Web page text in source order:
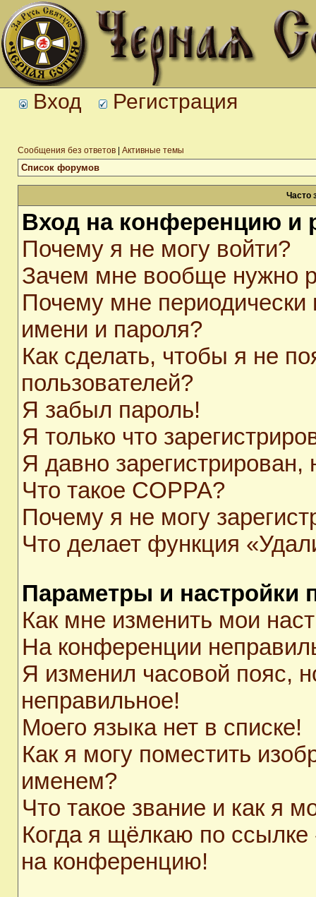
Вход Регистрация
Сообщения без ответов Активные темы
Список форумов
Часто
Вход на конференцию и
Почему я не могу войти?
Зачем мне вообще нужно
Почему мне периодически
имени и пароля?
Как сделать, чтобы я не
пользователей?
Я забыл пароль!
Я только что
Я давно
Что такое COPPA?
Почему я не могу
Что делает функция
Параметры и настройки
Как мне изменить мои
На конференции
Я изменил часовой пояс,
неправильное!
Моего языка нет в списке!
Как я могу поместить
именем?
Что такое звание и как я
Когда я щёлкаю по ссылке
на конференцию!